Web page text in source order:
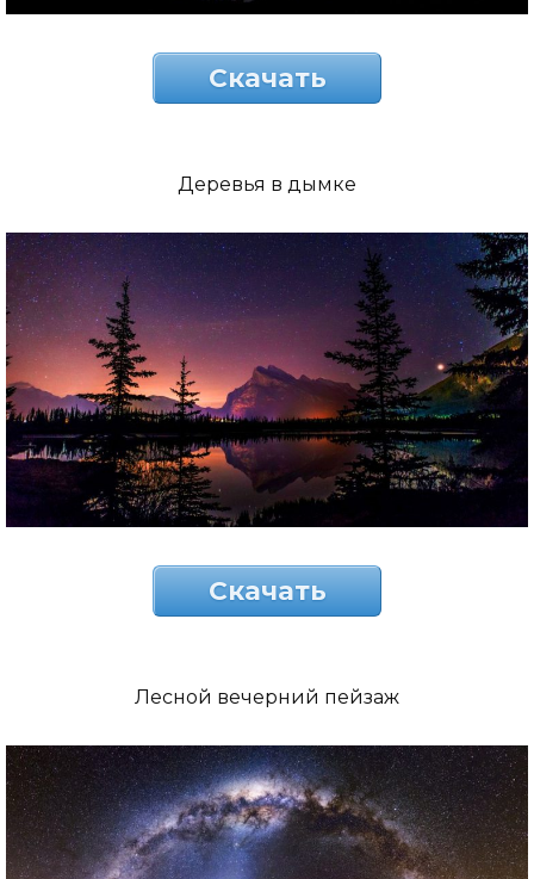
Скачать
Деревья в дымке
Скачать
Лесной вечерний пейзаж